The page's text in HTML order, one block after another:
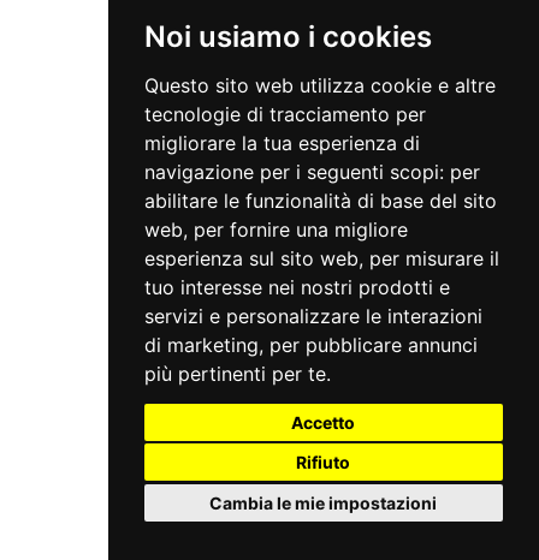
Noi usiamo i cookies
Questo sito web utilizza cookie e altre
tecnologie di tracciamento per
migliorare la tua esperienza di
navigazione per i seguenti scopi: per
abilitare le funzionalità di base del sito
web, per fornire una migliore
esperienza sul sito web, per misurare il
tuo interesse nei nostri prodotti e
servizi e personalizzare le interazioni
di marketing, per pubblicare annunci
più pertinenti per te.
Accetto
Rifiuto
Cambia le mie impostazioni